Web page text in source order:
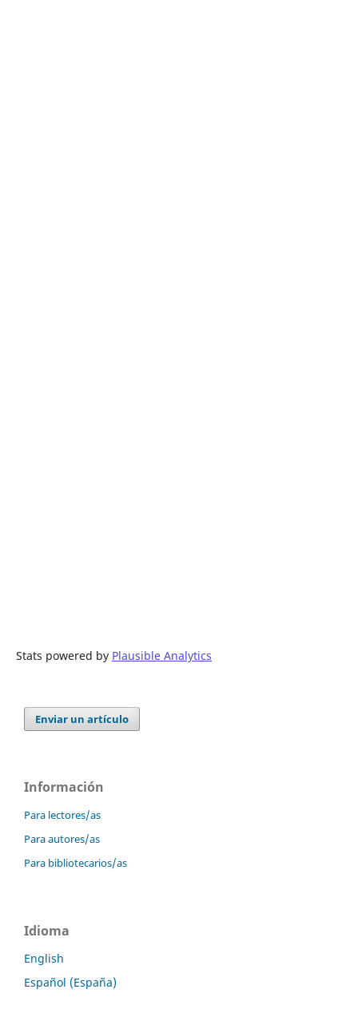
Stats powered by Plausible Analytics
Enviar un artículo
Información
Para lectores/as
Para autores/as
Para bibliotecarios/as
Idioma
English
Español (España)